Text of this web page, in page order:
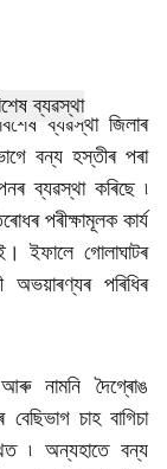
ব্যৱস্থা জিলাৰ
বন্য হস্তীৰ পৰা
ব্যৱস্থা কৰিছে ৷
পৰীক্ষামূলক কাৰ্য
ইফালে গোলাঘাটৰ
অভয়াৰণ্যৰ পৰিধিৰ
নামনি দৈগ্ৰোঙ
চাহ বাগিচা
৷ অন্যহাতে বন্য